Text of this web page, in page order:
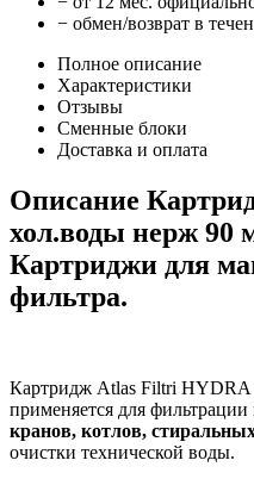
− обмен/возврат в
Полное описание
Характеристики
Отзывы
Сменные блоки
Доставка и оплата
Описание
хол.воды нерж 90
Картриджи для
фильтра.
Картридж Atlas Filtri
применяется для
кранов, котлов,
очистки технической воды.